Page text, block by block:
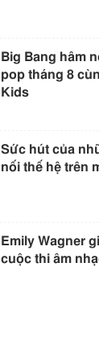
Big Bang hâm
pop tháng 8
Kids
Sức hút của
nối thế hệ trên
Emily Wagner
cuộc thi âm